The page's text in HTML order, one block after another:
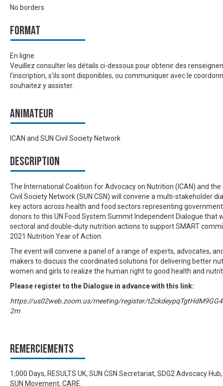
No borders
Format
En ligne
Veuillez consulter les détails ci-dessous pour obtenir des
l’inscription, s’ils sont disponibles, ou communiquer avec le
souhaitez y assister.
Animateur
ICAN and SUN Civil Society Network
Description
The International Coalition for Advocacy on Nutrition (ICAN) and the
Civil Society Network (SUN CSN) will convene a multi-stakeholder
key actors across health and food sectors representing
donors to this UN Food System Summit Independent Dialogue that
sectoral and double-duty nutrition actions to support SMART
2021 Nutrition Year of Action.
The event will convene a panel of a range of experts, advocates,
makers to discuss the coordinated solutions for delivering better
women and girls to realize the human right to good health and
Please register to the Dialogue in advance with this link:
https://us02web.zoom.us/meeting/register/
2m
Remerciements
1,000 Days, RESULTS UK, SUN CSN Secretariat, SDG2 Advocacy
SUN Movement, CARE.